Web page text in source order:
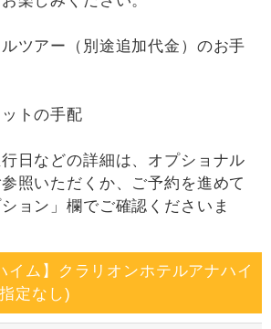
ツアー（別途追加代金）のお手
トの手配
日などの詳細は、オプショナル
照いただくか、ご予約を進めて
ョン」欄でご確認くださいま
イム】クラリオンホテルアナハイ
定なし)